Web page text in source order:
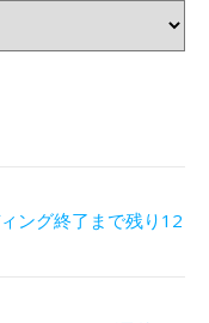
ング終了まで残り12